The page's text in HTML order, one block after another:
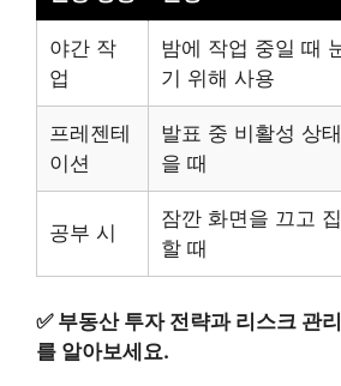
야간 작
업
밤에 작업 중일 때
기 위해 사용
프레젠테
이션
발표 중 비활성 상
을 때
공부 시
잠깐 화면을 끄고
할 때
✅ 부동산 투자 전략과 리스크 관
를 알아보세요.